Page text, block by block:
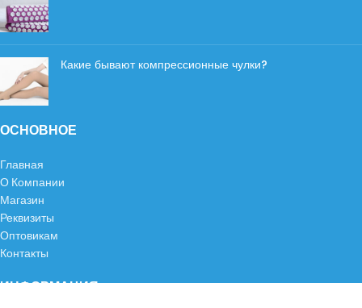
Какие бывают компрессионные чулки?
ОСНОВНОЕ
Главная
О Компании
Магазин
Реквизиты
Оптовикам
Контакты
ИНФОРМАЦИЯ